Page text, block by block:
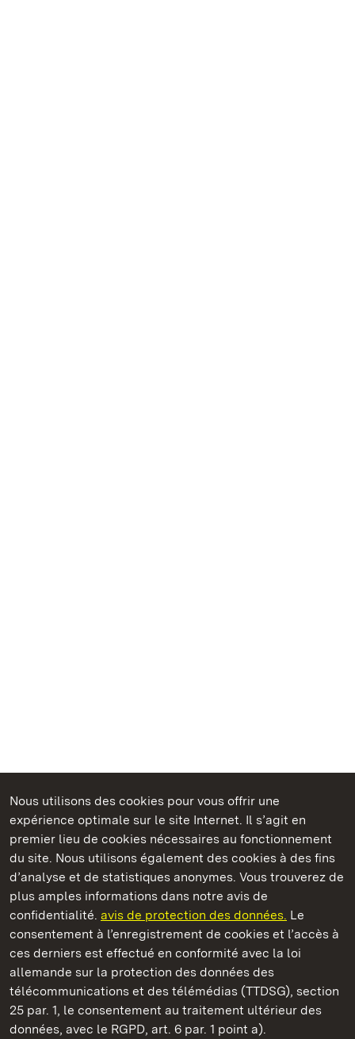
Nous utilisons des cookies pour vous offrir une
expérience optimale sur le site Internet. Il s’agit en
premier lieu de cookies nécessaires au fonctionnement
du site. Nous utilisons également des cookies à des fins
d’analyse et de statistiques anonymes. Vous trouverez de
plus amples informations dans notre avis de
confidentialité. avis de protection des données. Le
consentement à l’enregistrement de cookies et l’accès à
ces derniers est effectué en conformité avec la loi
allemande sur la protection des données des
télécommunications et des télémédias (TTDSG), section
25 par. 1, le consentement au traitement ultérieur des
données, avec le RGPD, art. 6 par. 1 point a).
Châteaux et jardins publics du Bade-Wurtemberg
Staatliche Schlösser und Gärten Baden‑Württemberg
Châteaux et jardins publics du Bade-Wurtemberg
ContactFAQ et réponsesMentions légales
Protection des données
Explications sur l’accessibilité
BITV-konform (geprüfte Seiten)